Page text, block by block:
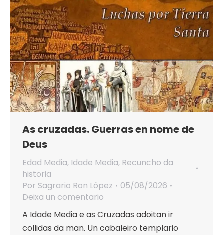
As cruzadas. Guerras en nome de
Deus
Edad Media, Idade Media, Recuncho da
historia
Por Sagrario Ron López
05/08/2026
Deixa un comentario
A Idade Media e as Cruzadas adoitan ir
collidas da man. Un cabaleiro templario